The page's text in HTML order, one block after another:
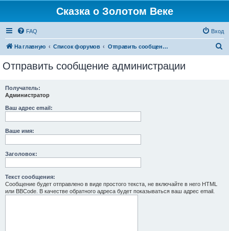
Сказка о Золотом Веке
FAQ Вход
На главную Список форумов Отправить сообщение администрации
Отправить сообщение администрации
Получатель:
Администратор
Ваш адрес email:
Ваше имя:
Заголовок:
Текст сообщения:
Сообщение будет отправлено в виде простого текста, не включайте в него HTML
или BBCode. В качестве обратного адреса будет показываться ваш адрес email.